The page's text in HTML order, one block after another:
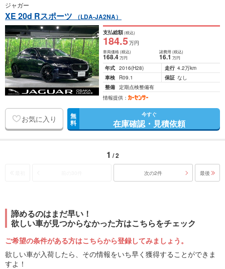
ジャガー
XE 20d Rスポーツ （LDA-JA2NA）
支払総額(税込)
184.5万円
車両価格(税込)
168.4万円
諸費用 (税込)
16.1 万円
年式 2016(H28) 走行 4.2万km
車検
R09.1 保証 なし
整備 定期点検整備有
情報提供：
お気に入り 無
料
今すぐ
在庫確認・見積依頼
1 / 2
次の2件 最後
諦めるのはまだ早い！
欲しい車が見つからなかった方はこちらをチェック
ご希望の条件がある方はこちらから登録してみましょう。
欲しい車が入荷したら、その情報をいち早く獲得することができま
すよ！